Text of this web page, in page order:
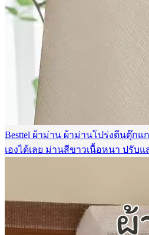
Besttel ผ้าม่าน ผ้าม่านโปร่งตีนตุ๊กแ
เองได้เลย ม่านสีขาวเนื้อหนา ปรับแ